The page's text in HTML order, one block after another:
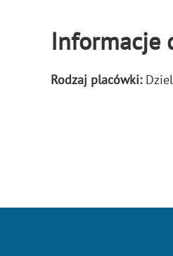
Informacje
Rodzaj placówki: